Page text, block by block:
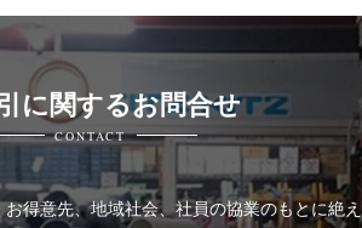
に関するお問合せ
CONTACT
お得意先、地域社会、社員の協業のもとに絶え